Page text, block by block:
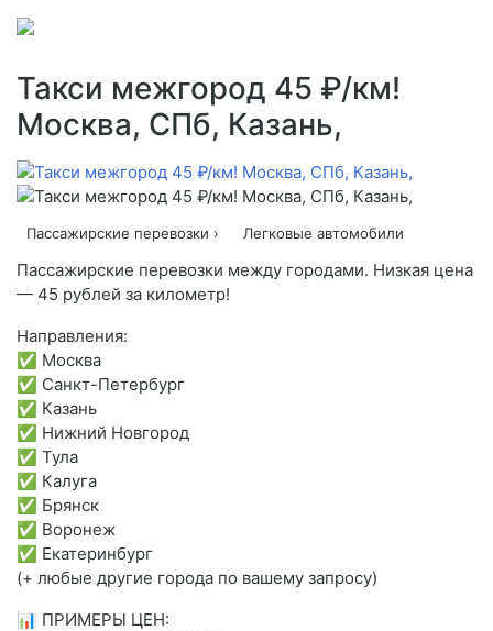
Такси межгород 45 ₽/км!
Москва, СПб, Казань,
Пассажирские перевозки › Легковые автомобили
Пассажирские перевозки между городами. Низкая цена
— 45 рублей за километр!
Направления:
✅ Москва
✅ Санкт-Петербург
✅ Казань
✅ Нижний Новгород
✅ Тула
✅ Калуга
✅ Брянск
✅ Воронеж
✅ Екатеринбург
(+ любые другие города по вашему запросу)
📊 ПРИМЕРЫ ЦЕН: